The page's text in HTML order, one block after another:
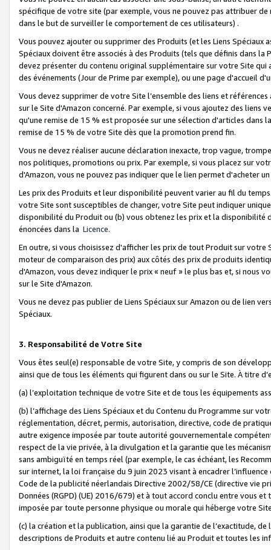
spécifique de votre site (par exemple, vous ne pouvez pas attribuer
dans le but de surveiller le comportement de ces utilisateurs) .
Vous pouvez ajouter ou supprimer des Produits (et les Liens
Spéciaux doivent être associés à des Produits (tels que définis dans
devez présenter du contenu original supplémentaire sur votre Site qui
des événements (Jour de Prime par exemple), ou une page d'accueil
Vous devez supprimer de votre Site l’ensemble des liens et
sur le Site d'Amazon concerné. Par exemple, si vous ajoutez des
qu'une remise de 15 % est proposée sur une sélection d'articles
remise de 15 % de votre Site dès que la promotion prend fin.
Vous ne devez réaliser aucune déclaration inexacte, trop vague,
nos politiques, promotions ou prix. Par exemple, si vous placez sur
d'Amazon, vous ne pouvez pas indiquer que le lien permet d'acheter
Les prix des Produits et leur disponibilité peuvent varier au fil du
votre Site sont susceptibles de changer, votre Site peut indiquer
disponibilité du Produit ou (b) vous obtenez les prix et la disponibilité
énoncées dans la Licence.
En outre, si vous choisissez d'afficher les prix de tout Produit sur
moteur de comparaison des prix) aux côtés des prix de produits
d'Amazon, vous devez indiquer le prix « neuf » le plus bas et, si nous
sur le Site d'Amazon.
Vous ne devez pas publier de Liens Spéciaux sur Amazon ou de lien
Spéciaux.
3. Responsabilité de Votre Site
Vous êtes seul(e) responsable de votre Site, y compris de son
ainsi que de tous les éléments qui figurent dans ou sur le Site. À titre
(a) l’exploitation technique de votre Site et de tous les équipements
(b) l’affichage des Liens Spéciaux et du Contenu du Programme sur
réglementation, décret, permis, autorisation, directive, code de
autre exigence imposée par toute autorité gouvernementale
respect de la vie privée, à la divulgation et la garantie que les
sans ambiguïté en temps réel (par exemple, le cas échéant, les
sur internet, la loi française du 9 juin 2023 visant à encadrer
Code de la publicité néerlandais Directive 2002/58/CE (directive vie
Données (RGPD) (UE) 2016/679) et à tout accord conclu entre vous
imposée par toute personne physique ou morale qui héberge votre
(c) la création et la publication, ainsi que la garantie de l’exactitude,
descriptions de Produits et autre contenu lié au Produit et toutes les